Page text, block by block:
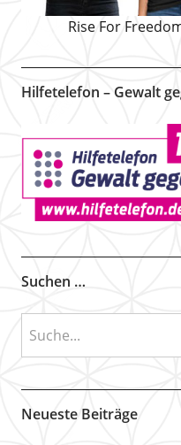
Rise For
Hilfetelefon – Gewalt
Suchen …
Neueste Beiträge